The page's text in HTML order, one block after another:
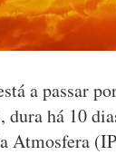
a passar
dura há 10
Atmosfera